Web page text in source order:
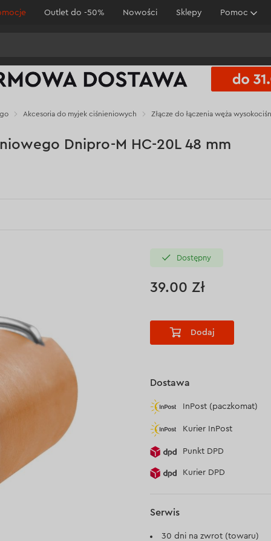
Outlet do -50% Nowości Sklepy Pomoc
Akcesoria do myjek ciśnieniowych Złącze do łączenia węża
Dnipro-M HC-20L 48 mm
Dostępny
39.00 Zł
Dodaj
Dostawa
InPost (paczkomat)
Kurier InPost
Punkt DPD
Kurier DPD
Serwis
30 dni na zwrot (towaru)